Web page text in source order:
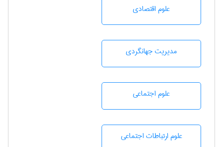
علوم اقتصادی
مديريت جهانگردی
علوم اجتماعی
علوم ارتباطات اجتماعی